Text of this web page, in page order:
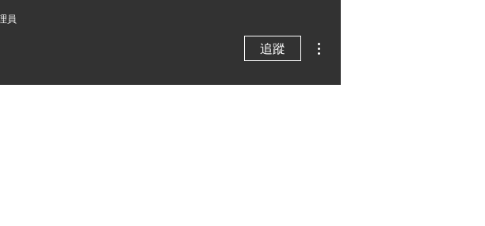
員
追蹤